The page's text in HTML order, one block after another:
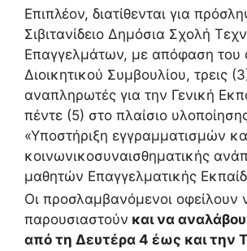
Επιπλέον, διατίθενται για
Σιβιτανίδειο Δημόσια Σχολή
Επαγγελμάτων, με απόφαση του
Διοικητικού Συμβουλίου, τρεις
αναπληρωτές για την Γενική
πέντε (5) στο πλαίσιο
«Υποστήριξη εγγραμματισμών
κοινωνικοσυναισθηματικής
μαθητών Επαγγελματικής
Οι προσλαμβανόμενοι οφείλουν
παρουσιαστούν και να
από τη Δευτέρα 4 έως και την